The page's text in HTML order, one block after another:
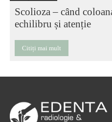
Scolioza – când
echilibru și atenție
Citiți mai mult